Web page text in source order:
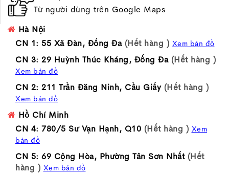
Từ người dùng trên Google Maps
Hà Nội
CN 1: 55 Xã Đàn, Đống Đa (Hết hàng ) Xem bản đồ
CN 3: 29 Huỳnh Thúc Kháng, Đống Đa (Hết hàng )
Xem bản đồ
CN 2: 211 Trần Đăng Ninh, Cầu Giấy (Hết hàng )
Xem bản đồ
Hồ Chí Minh
CN 4: 780/5 Sư Vạn Hạnh, Q10 (Hết hàng ) Xem
bản đồ
CN 5: 69 Cộng Hòa, Phường Tân Sơn Nhất (Hết
hàng ) Xem bản đồ